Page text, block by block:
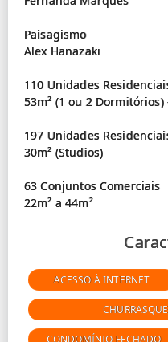
Paisagismo
Alex Hanazaki
110 Unidades
53m² (1 ou 2 Dormitórios)
197 Unidades
30m² (Studios)
63 Conjuntos Comerciais
22m² a 44m²
ACESSO À INTERNET